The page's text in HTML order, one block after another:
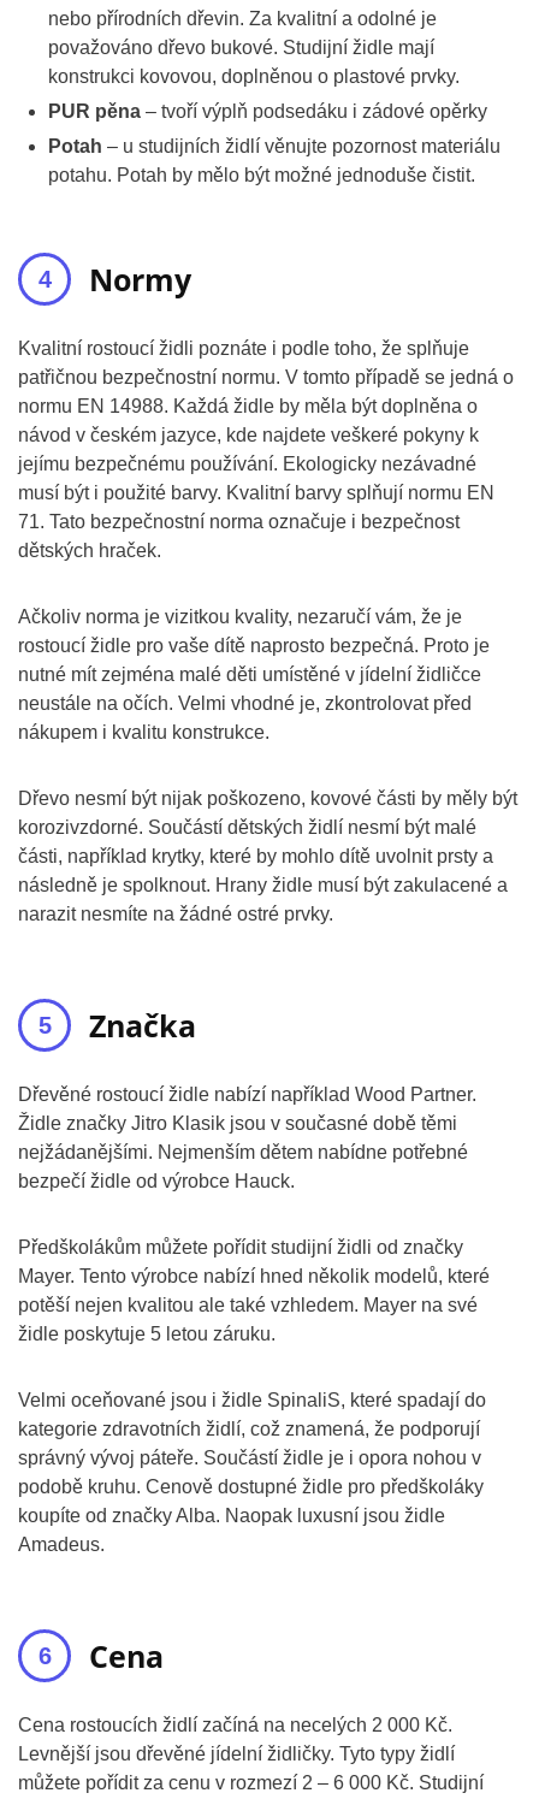
nebo přírodních dřevin. Za kvalitní a odolné je
považováno dřevo bukové. Studijní židle mají
konstrukci kovovou, doplněnou o plastové prvky.
PUR pěna – tvoří výplň podsedáku i zádové opěrky
Potah – u studijních židlí věnujte pozornost materiálu
potahu. Potah by mělo být možné jednoduše čistit.
Normy
Kvalitní rostoucí židli poznáte i podle toho, že splňuje
patřičnou bezpečnostní normu. V tomto případě se jedná o
normu EN 14988. Každá židle by měla být doplněna o
návod v českém jazyce, kde najdete veškeré pokyny k
jejímu bezpečnému používání. Ekologicky nezávadné
musí být i použité barvy. Kvalitní barvy splňují normu EN
71. Tato bezpečnostní norma označuje i bezpečnost
dětských hraček.
Ačkoliv norma je vizitkou kvality, nezaručí vám, že je
rostoucí židle pro vaše dítě naprosto bezpečná. Proto je
nutné mít zejména malé děti umístěné v jídelní židličce
neustále na očích. Velmi vhodné je, zkontrolovat před
nákupem i kvalitu konstrukce.
Dřevo nesmí být nijak poškozeno, kovové části by měly být
korozivzdorné. Součástí dětských židlí nesmí být malé
části, například krytky, které by mohlo dítě uvolnit prsty a
následně je spolknout. Hrany židle musí být zakulacené a
narazit nesmíte na žádné ostré prvky.
Značka
Dřevěné rostoucí židle nabízí například Wood Partner.
Židle značky Jitro Klasik jsou v současné době těmi
nejžádanějšími. Nejmenším dětem nabídne potřebné
bezpečí židle od výrobce Hauck.
Předškolákům můžete pořídit studijní židli od značky
Mayer. Tento výrobce nabízí hned několik modelů, které
potěší nejen kvalitou ale také vzhledem. Mayer na své
židle poskytuje 5 letou záruku.
Velmi oceňované jsou i židle SpinaliS, které spadají do
kategorie zdravotních židlí, což znamená, že podporují
správný vývoj páteře. Součástí židle je i opora nohou v
podobě kruhu. Cenově dostupné židle pro předškoláky
koupíte od značky Alba. Naopak luxusní jsou židle
Amadeus.
Cena
Cena rostoucích židlí začíná na necelých 2 000 Kč.
Levnější jsou dřevěné jídelní židličky. Tyto typy židlí
můžete pořídit za cenu v rozmezí 2 – 6 000 Kč. Studijní